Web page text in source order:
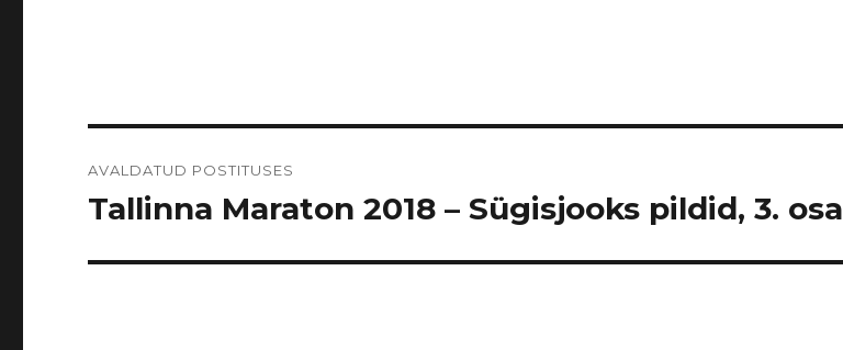
AVALDATUD POSTITUSES
Tallinna Maraton 2018 – Sügisjooks pildid, 3. osa